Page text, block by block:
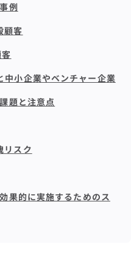
例
顧客
中小企業やベンチャー企業
題と注意点
リスク
果的に実施するためのス